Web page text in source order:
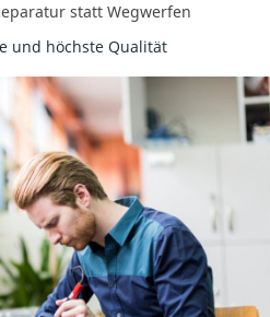
statt Wegwerfen
und höchste Qualität